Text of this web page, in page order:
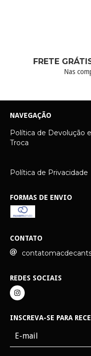
FRETE
Nas
NAVEGAÇÃO
Política de Devolução e
Troca
Política de Privacidade
FORMAS DE ENVIO
CONTATO
REDES SOCIAIS
INSCREVA-SE PARA